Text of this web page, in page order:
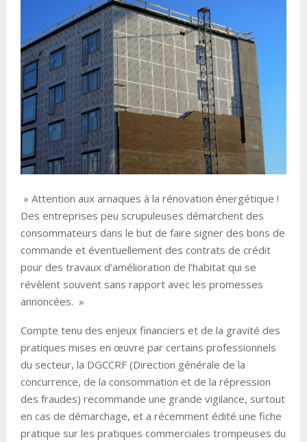
» Attention aux arnaques à la rénovation énergétique !
Des entreprises peu scrupuleuses démarchent des
consommateurs dans le but de faire signer des bons de
commande et éventuellement des contrats de crédit
pour des travaux d’amélioration de l’habitat qui se
révèlent souvent sans rapport avec les promesses
annoncées. »
Compte tenu des enjeux financiers et de la gravité des
pratiques mises en œuvre par certains professionnels
du secteur, la DGCCRF (Direction générale de la
concurrence, de la consommation et de la répression
des fraudes) recommande une grande vigilance, surtout
en cas de démarchage, et a récemment édité une fiche
pratique sur les pratiques commerciales trompeuses du